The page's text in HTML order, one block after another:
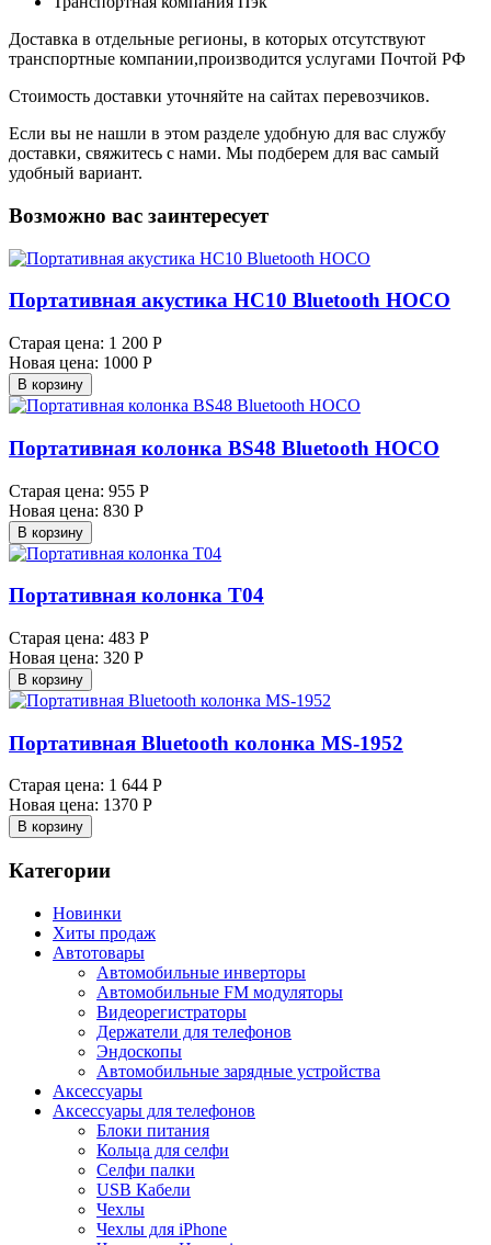
Доставка в отдельные регионы, в которых отсутствуют
транспортные компании,производится услугами Почтой РФ
Стоимость доставки уточняйте на сайтах перевозчиков.
Если вы не нашли в этом разделе удобную для вас службу
доставки, свяжитесь с нами. Мы подберем для вас самый
удобный вариант.
Возможно вас заинтересует
Портативная акустика HC10 Bluetooth HOCO
Старая цена: 1 200 Р
Новая цена: 1000 Р
В корзину
Портативная колонка BS48 Bluetooth HOCO
Старая цена: 955 Р
Новая цена: 830 Р
В корзину
Портативная колонка T04
Старая цена: 483 Р
Новая цена: 320 Р
В корзину
Портативная Bluetooth колонка MS-1952
Старая цена: 1 644 Р
Новая цена: 1370 Р
В корзину
Категории
Новинки
Хиты продаж
Автотовары
Автомобильные инверторы
Автомобильные FM модуляторы
Видеорегистраторы
Держатели для телефонов
Эндоскопы
Автомобильные зарядные устройства
Аксессуары
Аксессуары для телефонов
Блоки питания
Кольца для селфи
Селфи палки
USB Кабели
Чехлы
Чехлы для iPhone